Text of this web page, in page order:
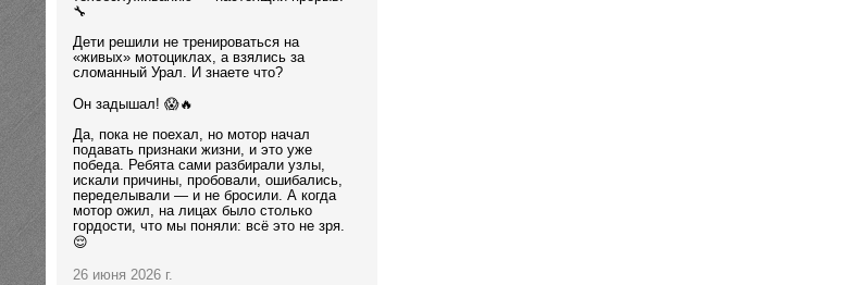
🔧
Дети решили не тренироваться на
«живых» мотоциклах, а взялись за
сломанный Урал. И знаете что?
Он задышал! 😱🔥
Да, пока не поехал, но мотор начал
подавать признаки жизни, и это уже
победа. Ребята сами разбирали узлы,
искали причины, пробовали, ошибались,
переделывали — и не бросили. А когда
мотор ожил, на лицах было столько
гордости, что мы поняли: всё это не зря.
😌
26 июня 2026 г.